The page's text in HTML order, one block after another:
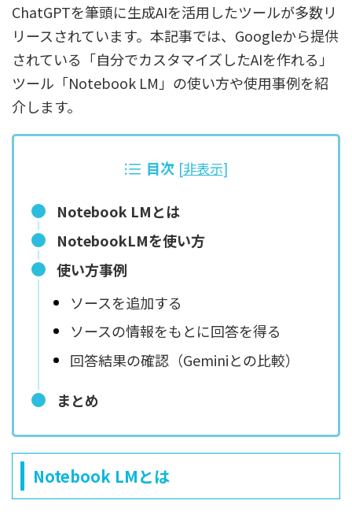
ChatGPTを筆頭に生成AIを活用したツールが多数リ
リースされています。本記事では、Googleから提供
されている「自分でカスタマイズしたAIを作れる」
ツール「Notebook LM」の使い方や使用事例を紹
介します。
目次 [非表示]
Notebook LMとは
NotebookLMを使い方
使い方事例
ソースを追加する
ソースの情報をもとに回答を得る
回答結果の確認（Geminiとの比較）
まとめ
Notebook LMとは